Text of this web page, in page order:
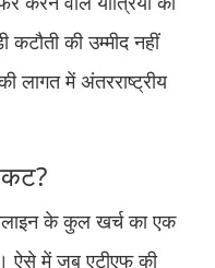
की उम्मीद नहीं
लागत में अंतरराष्ट्रीय
के कुल खर्च का एक
ऐसे में जब एटीएफ की